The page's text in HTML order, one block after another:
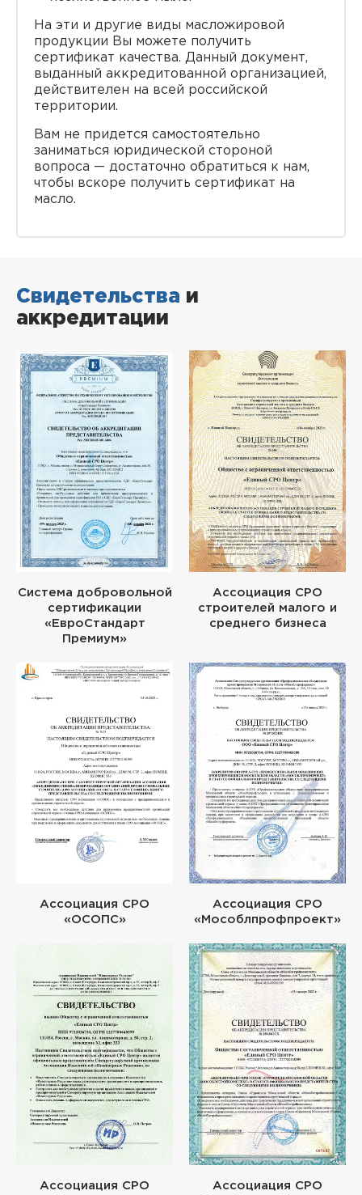
На эти и другие виды масложировой
продукции Вы можете получить
сертификат качества. Данный документ,
выданный аккредитованной организацией,
действителен на всей российской
территории.
Вам не придется самостоятельно
заниматься юридической стороной
вопроса — достаточно обратиться к нам,
чтобы вскоре получить сертификат на
масло.
Свидетельства и
аккредитации
Система добровольной
сертификации
«ЕвроСтандарт
Премиум»
Ассоциация СРО
строителей малого и
среднего бизнеса
Ассоциация СРО
«ОСОПС»
Ассоциация СРО
«Мособлпрофпроект»
Ассоциация СРО
Ассоциация СРО